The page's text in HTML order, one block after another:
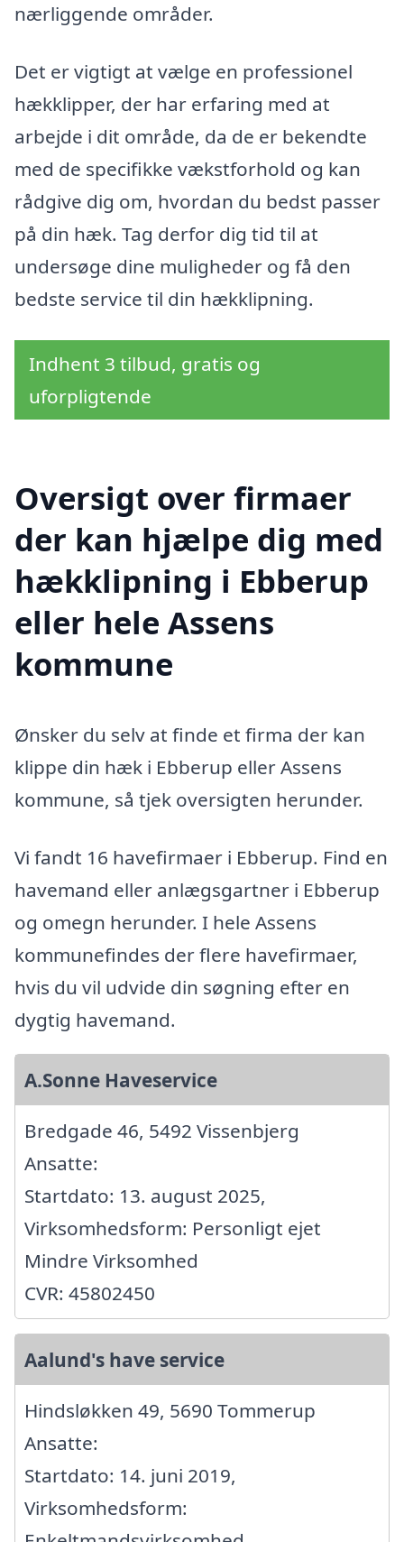
nærliggende områder.
Det er vigtigt at vælge en professionel
hækklipper, der har erfaring med at
arbejde i dit område, da de er bekendte
med de specifikke vækstforhold og kan
rådgive dig om, hvordan du bedst passer
på din hæk. Tag derfor dig tid til at
undersøge dine muligheder og få den
bedste service til din hækklipning.
Indhent 3 tilbud, gratis og
uforpligtende
Oversigt over firmaer
der kan hjælpe dig med
hækklipning i Ebberup
eller hele Assens
kommune
Ønsker du selv at finde et firma der kan
klippe din hæk i Ebberup eller Assens
kommune, så tjek oversigten herunder.
Vi fandt 16 havefirmaer i Ebberup. Find en
havemand eller anlægsgartner i Ebberup
og omegn herunder. I hele Assens
kommunefindes der flere havefirmaer,
hvis du vil udvide din søgning efter en
dygtig havemand.
A.Sonne Haveservice
Bredgade 46, 5492 Vissenbjerg
Ansatte:
Startdato: 13. august 2025,
Virksomhedsform: Personligt ejet
Mindre Virksomhed
CVR: 45802450
Aalund's have service
Hindsløkken 49, 5690 Tommerup
Ansatte:
Startdato: 14. juni 2019,
Virksomhedsform: